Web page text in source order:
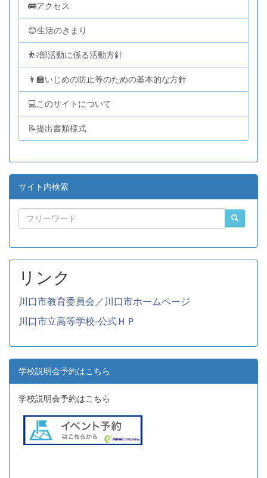
🚌アクセス
😊生活のきまり
⛹️‍♀️部活動に係る活動方針
👨‍🏫いじめの防止等のための基本的な方針
💻このサイトについて
📝提出書類様式
サイト内検索
リンク
川口市教育委員会／川口市ホームページ
川口市立高等学校-公式ＨＰ
学校説明会予約はこちら
学校説明会予約はこちら